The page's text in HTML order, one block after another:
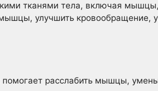
тканями тела, включая
улучшить кровообращение,
расслабить мышцы,